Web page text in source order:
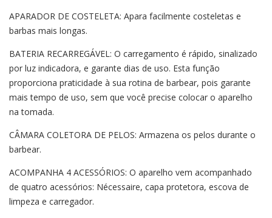
APARADOR DE COSTELETA: Apara facilmente costeletas e
barbas mais longas.
BATERIA RECARREGÁVEL: O carregamento é rápido, sinalizado
por luz indicadora, e garante dias de uso. Esta função
proporciona praticidade à sua rotina de barbear, pois garante
mais tempo de uso, sem que você precise colocar o aparelho
na tomada.
CÂMARA COLETORA DE PELOS: Armazena os pelos durante o
barbear.
ACOMPANHA 4 ACESSÓRIOS: O aparelho vem acompanhado
de quatro acessórios: Nécessaire, capa protetora, escova de
limpeza e carregador.